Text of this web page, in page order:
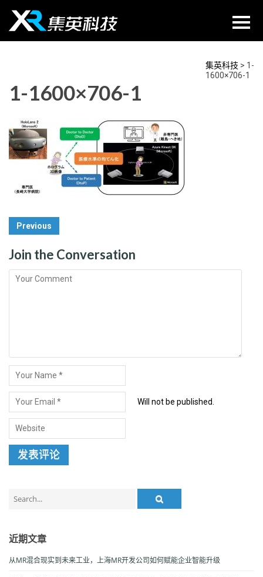
content
集英科技 > 1-
1600×706-1
1-1600×706-1
Post
Navigation
Previous
Join the Conversation
Will not be published.
for:
近期文章
从MR混合现实到未来工业，上海MR开发公司如何赋能企业智能升级